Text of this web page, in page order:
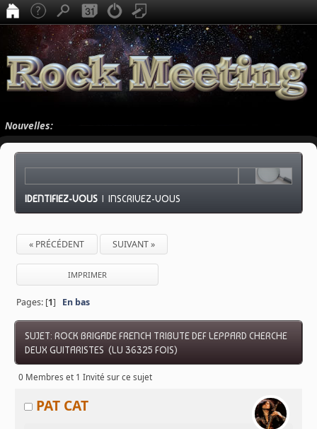
Nouvelles:
IDENTIFIEZ-VOUS |INSCRIVEZ-VOUS
« PRÉCÉDENT SUIVANT »
IMPRIMER
Pages: [1] En bas
SUJET: ROCK BRIGADE FRENCH TRIBUTE DEF LEPPARD CHERCHE
DEUX GUITARISTES (LU 36325 FOIS)
0 Membres et 1 Invité sur ce sujet
PAT CAT